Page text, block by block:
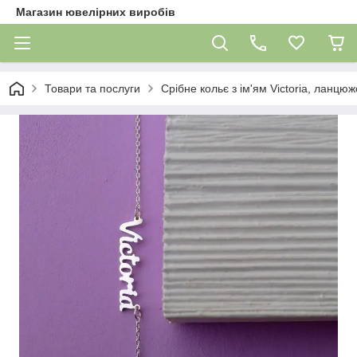
Магазин ювелірних виробів
Товари та послуги Срібне кольє з ім'ям Victoria,